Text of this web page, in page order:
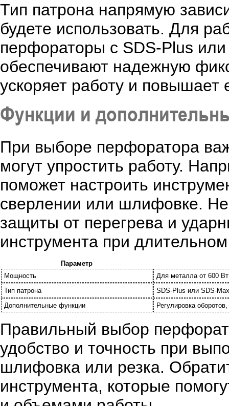
Тип патрона напрямую
будете использовать. Для
перфораторы с SDS-Plus
обеспечивают надежную
ускоряет работу и повышает
Функции и
При выборе перфоратора
могут упростить работу.
поможет настроить
сверлении или шлифовке.
защиты от перегрева и
инструмента при
Параметр
Мощность
Для металла от 600
Тип патрона
SDS-Plus или SDS-
Дополнительные функции
Регулировка
Правильный выбор
удобство и точность при
шлифовка или резка.
инструмента, которые